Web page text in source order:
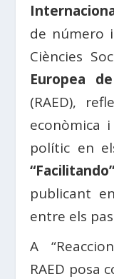
de número
Ciències
Europea
(RAED),
econòmica
polític en
publicant
entre els
A
RAED posa